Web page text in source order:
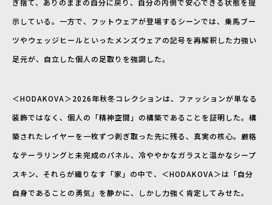
ぎ捨て、ありのままの自分に戻り、自分の内側で安心できる状態を提
示している。一方で、フットウェアが登場するシーンでは、乗馬ブー
ツやウェッジヒールといったメンズウェアの記号を再解釈した力強い
足元が、自立した個人の足取りを強調した。
＜HODAKOVA＞2026年秋冬コレクションは、ファッションが単なる
装飾ではなく、個人の「精神空間」の構築であることを証明した。構
築されたレイヤーを一枚ずつ剥ぎ取った先に残る、真実の核心。厳格
なテーラリングと未完成のパネル、冷ややかなガラスと温かなシープ
スキン、それらが織りなす「家」の中で、＜HODAKOVA＞は「自分
自身であることの勇気」を静かに、しかし力強く肯定してみせた。